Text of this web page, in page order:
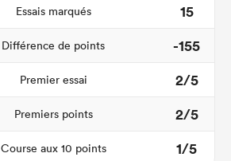
Essais marqués
15
Différence de points
-155
Premier essai
2/5
Premiers points
2/5
Course aux 10 points 1/5